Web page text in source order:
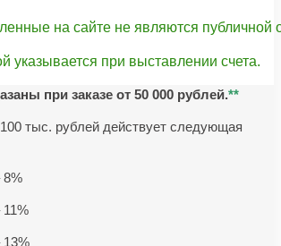
на сайте не являются публичной
указывается при выставлении счета.
при заказе от 50 000 рублей.**
тыс. рублей действует следующая
8%